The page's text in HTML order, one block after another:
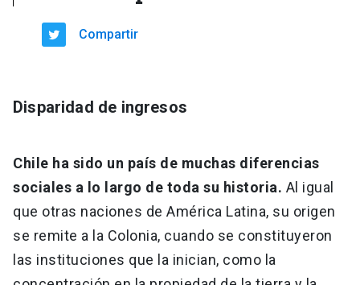
Compartir
Disparidad de ingresos
Chile ha sido un país de muchas diferencias
sociales a lo largo de toda su historia. Al igual
que otras naciones de América Latina, su origen
se remite a la Colonia, cuando se constituyeron
las instituciones que la inician, como la